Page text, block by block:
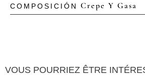
COMPOSICIÓN Crepe Y Gasa
VOUS POURRIEZ ÊTRE